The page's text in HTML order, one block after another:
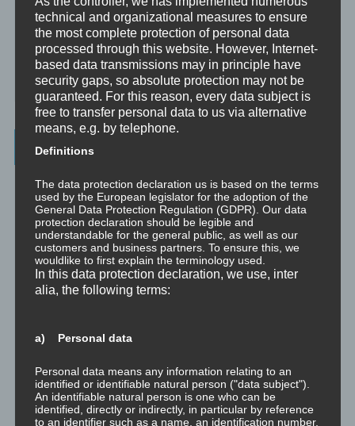
☞ Vertraulichkeitserklärung
☞ Grundlagen für persönliche Entwicklung
☞ Was kostet es?
Wichtigste Seiten - minimedi.online
⇒ GrundlagenHier gibt es die grundlegenden Wissenseinheiten
und Techniken rund um Meditation.
⇒ Meditationen für TransformationHier gibt es Meditationen, die
die manchmal nötige Transformation für Entwicklung und Wachstum
anstoßen.
⇒ Emotionale KompetenzHier gibt es Meditationen, um die eigene
⇒ Geführte Meditationen
⇒ Philosophische Exkurse
Hier gibt es Hintergrundwissen zu den
Konzepten der Transformation, der persönlichen Entwicklung und
des spirituellen Wachstums.
technical and organizational measures to ensure
the most complete protection of personal data
processed through this website. However, Internet-
based data transmissions may in principle have
security gaps, so absolute protection may not be
guaranteed. For this reason, every data subject is
free to transfer personal data to us via alternative
means, e.g. by telephone.
Definitions
The data protection declaration us is based on the terms
used by the European legislator for the adoption of the
General Data Protection Regulation (GDPR). Our data
protection declaration should be legible and
understandable for the general public, as well as our
customers and business partners. To ensure this, we
wouldlike to first explain the terminology used.
In this data protection declaration, we use, inter
alia, the following terms:
a) Personal data
Personal data means any information relating to an
identified or identifiable natural person ("data subject").
An identifiable natural person is one who can be
identified, directly or indirectly, in particular by reference
to an identifier such as a name, an identification number,